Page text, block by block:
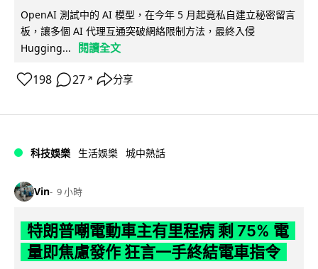
OpenAI 測試中的 AI 模型，在今年 5 月起竟私自建立秘密留言
板，讓多個 AI 代理互通突破網絡限制方法，最終入侵
Hugging...
閱讀全文
198 27 ↗ 分享
科技娛樂 生活娛樂 城中熱話
Vin 9 小時
特朗普嘲電動車主有里程病 剩 75% 電
量即焦慮發作 狂言一手終結電車指令